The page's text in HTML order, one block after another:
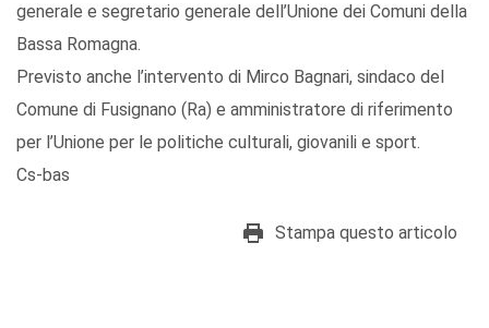
generale e segretario generale dell’Unione dei Comuni della
Bassa Romagna.
Previsto anche l’intervento di Mirco Bagnari, sindaco del
Comune di Fusignano (Ra) e amministratore di riferimento
per l’Unione per le politiche culturali, giovanili e sport.
Cs-bas
Stampa questo articolo